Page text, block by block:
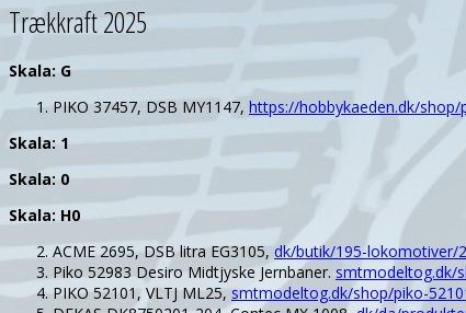
Trækkraft 2025
Skala: G
PIKO 37457, DSB MY1147, https://hobbykaeden.dk/
Skala: 1
Skala: 0
Skala: H0
ACME 2695, DSB litra EG3105, dk/butik/195-lokomotiver/
Piko 52983 Desiro Midtjyske Jernbaner. smtmodeltog.dk/
PIKO 52101, VLTJ ML25, smtmodeltog.dk/shop/piko-